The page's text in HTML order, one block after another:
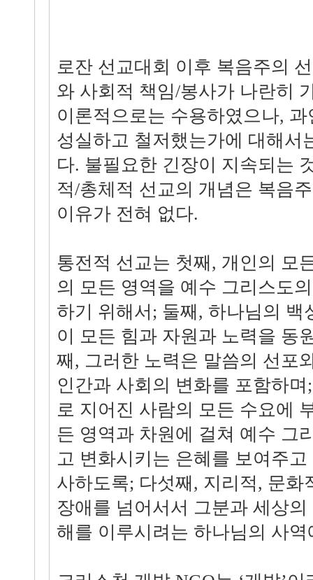
로잔 선교대회 이후 복음주의
와 사회적 책임/봉사가 나란히
이론적으로는 수용하였으나,
성실하고 철저했는가에 대해서
다. 불필요한 긴장이 지속되는
적/총체적 선교의 개념은 복음
이유가 전혀 없다.
통전적 선교는 첫째, 개인의 모
의 모든 영역을 예수 그리스도
하기 위해서; 둘째, 하나님의 백
이 모든 힘과 자원과 노력을 동
째, 그러한 노력은 말씀의 선포
인간과 사회의 변화를 포함하
로 지어진 사람의 모든 수요에
든 영역과 차원에 걸쳐 예수 그
고 변화시키는 은혜를 보여주
사하도록; 다섯째, 지리적, 문화
장애를 넘어서서 그분과 세상
해를 이루시려는 하나님의 사